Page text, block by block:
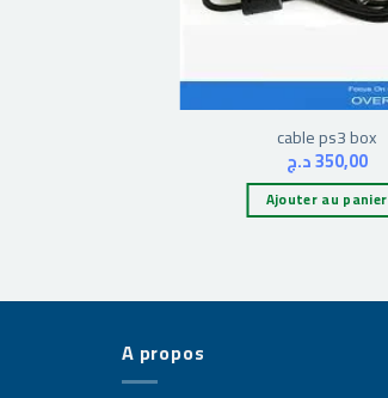
cable ps3 box
350,00د.ج
Ajouter au panier
A propos